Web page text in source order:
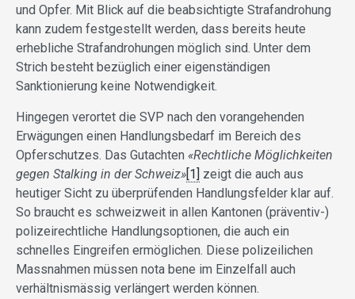
und Opfer. Mit Blick auf die beabsichtigte Strafandrohung
kann zudem festgestellt werden, dass bereits heute
erhebliche Strafandrohungen möglich sind. Unter dem
Strich besteht bezüglich einer eigenständigen
Sanktionierung keine Notwendigkeit.
Hingegen verortet die SVP nach den vorangehenden
Erwägungen einen Handlungsbedarf im Bereich des
Opferschutzes. Das Gutachten «Rechtliche Möglichkeiten
gegen Stalking in der Schweiz» [1]
zeigt die auch aus
heutiger Sicht zu überprüfenden Handlungsfelder klar auf.
So braucht es schweizweit in allen Kantonen (präventiv-)
polizeirechtliche Handlungsoptionen, die auch ein
schnelles Eingreifen ermöglichen. Diese polizeilichen
Massnahmen müssen nota bene im Einzelfall auch
verhältnismässig verlängert werden können.